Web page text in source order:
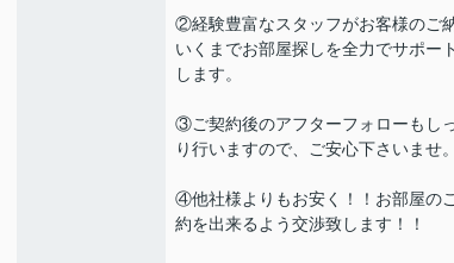
②経験豊富なスタッフがお客様のご
いくまでお部屋探しを全力でサポー
します。
③ご契約後のアフターフォローもし
り行いますので、ご安心下さいませ。
④他社様よりもお安く！！お部屋の
約を出来るよう交渉致します！！